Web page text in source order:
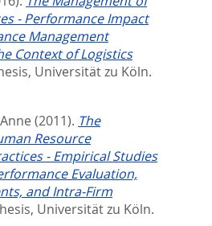
- Performance Impact
Management
Context of Logistics
Universität zu Köln.
(2011). The
Resource
- Empirical Studies
Evaluation,
and Intra-Firm
Universität zu Köln.